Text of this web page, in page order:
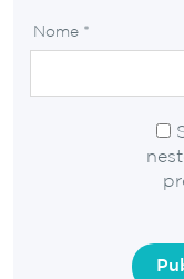
Nome *